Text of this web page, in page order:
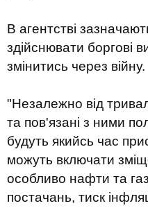
В агентстві
здійснювати боргові
змінитись через війну.
"Незалежно від
та пов'язані з ними
будуть якийсь час
можуть включати
особливо нафти та
постачань, тиск